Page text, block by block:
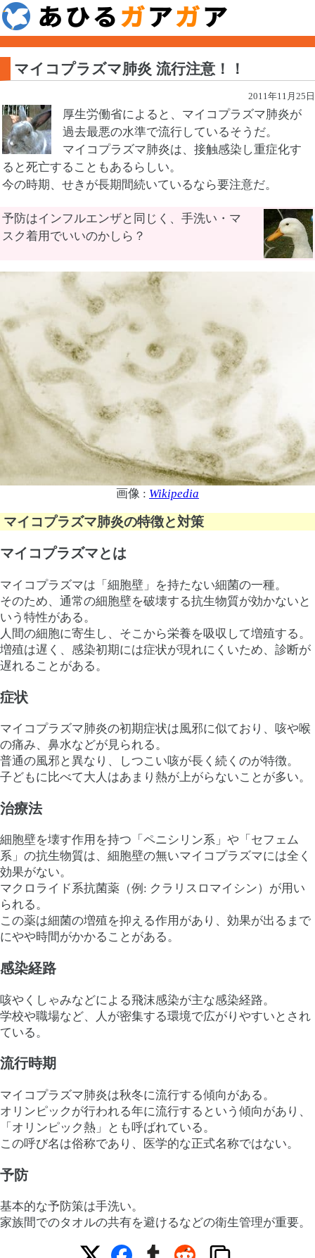
マイコプラズマ肺炎 流行注意！！
2011年11月25日
厚生労働省によると、マイコプラズマ肺炎が
過去最悪の水準で流行しているそうだ。
マイコプラズマ肺炎は、接触感染し重症化す
ると死亡することもあるらしい。
今の時期、せきが長期間続いているなら要注意だ。
予防はインフルエンザと同じく、手洗い・マ
スク着用でいいのかしら？
画像 : Wikipedia
マイコプラズマ肺炎の特徴と対策
マイコプラズマとは
マイコプラズマは「細胞壁」を持たない細菌の一種。
そのため、通常の細胞壁を破壊する抗生物質が効かないと
いう特性がある。
人間の細胞に寄生し、そこから栄養を吸収して増殖する。
増殖は遅く、感染初期には症状が現れにくいため、診断が
遅れることがある。
症状
マイコプラズマ肺炎の初期症状は風邪に似ており、咳や喉
の痛み、鼻水などが見られる。
普通の風邪と異なり、しつこい咳が長く続くのが特徴。
子どもに比べて大人はあまり熱が上がらないことが多い。
治療法
細胞壁を壊す作用を持つ「ペニシリン系」や「セフェム
系」の抗生物質は、細胞壁の無いマイコプラズマには全く
効果がない。
マクロライド系抗菌薬（例: クラリスロマイシン）が用い
られる。
この薬は細菌の増殖を抑える作用があり、効果が出るまで
にやや時間がかかることがある。
感染経路
咳やくしゃみなどによる飛沫感染が主な感染経路。
学校や職場など、人が密集する環境で広がりやすいとされ
ている。
流行時期
マイコプラズマ肺炎は秋冬に流行する傾向がある。
オリンピックが行われる年に流行するという傾向があり、
「オリンピック熱」とも呼ばれている。
この呼び名は俗称であり、医学的な正式名称ではない。
予防
基本的な予防策は手洗い。
家族間でのタオルの共有を避けるなどの衛生管理が重要。